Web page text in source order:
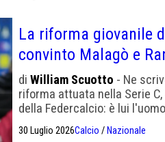
La riforma giovanile
convinto Malagò e
di William Scuotto - Ne
riforma attuata nella Serie
della Federcalcio: è lui
campioni del domani
30 Luglio 2026Calcio / Nazionale